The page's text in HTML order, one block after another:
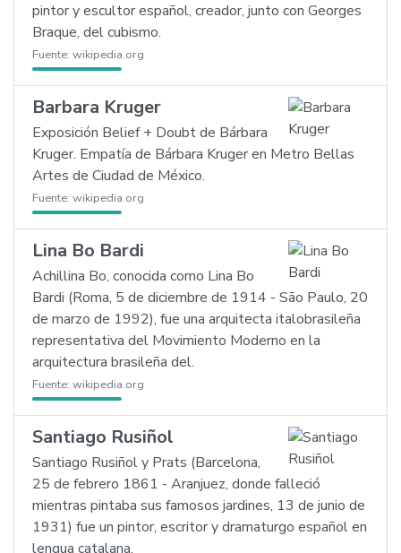
pintor y escultor español, creador, junto con Georges
Braque, del cubismo.
Fuente: wikipedia.org
Barbara Kruger
Exposición Belief + Doubt de Bárbara
Kruger. Empatía de Bárbara Kruger en Metro Bellas
Artes de Ciudad de México.
Fuente: wikipedia.org
Lina Bo Bardi
Achillina Bo, conocida como Lina Bo
Bardi (Roma, 5 de diciembre de 1914 - São Paulo, 20
de marzo de 1992), fue una arquitecta italobrasileña
representativa del Movimiento Moderno en la
arquitectura brasileña del.
Fuente: wikipedia.org
Santiago Rusiñol
Santiago Rusiñol y Prats (Barcelona,
25 de febrero 1861 - Aranjuez, donde falleció
mientras pintaba sus famosos jardines, 13 de junio de
1931) fue un pintor, escritor y dramaturgo español en
lengua catalana.